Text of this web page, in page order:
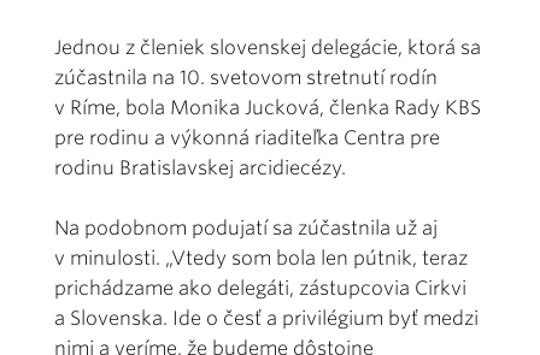
Jednou z členiek slovenskej delegácie, ktorá sa
zúčastnila na 10. svetovom stretnutí rodín
v Ríme, bola Monika Jucková, členka Rady KBS
pre rodinu a výkonná riaditeľka Centra pre
rodinu Bratislavskej arcidiecézy.
Na podobnom podujatí sa zúčastnila už aj
v minulosti. „Vtedy som bola len pútnik, teraz
prichádzame ako delegáti, zástupcovia Cirkvi
a Slovenska. Ide o česť a privilégium byť medzi
nimi a veríme, že budeme dôstojne